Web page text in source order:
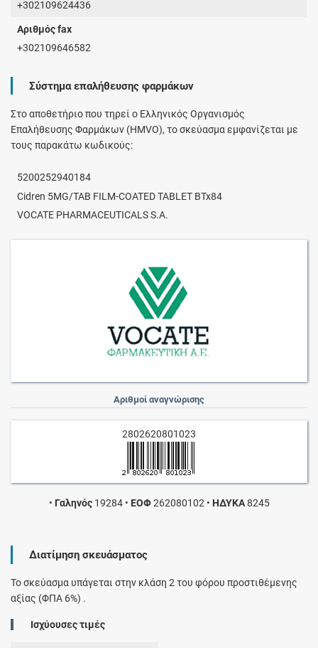
+302109624436
Αριθμός fax
+302109646582
Σύστημα επαλήθευσης φαρμάκων
Στο αποθετήριο που τηρεί ο Ελληνικός Οργανισμός
Επαλήθευσης Φαρμάκων (HMVO), το σκεύασμα εμφανίζεται με
τους παρακάτω κωδικούς:
5200252940184
Cidren 5MG/TAB FILM-COATED TABLET BTx84
VOCATE PHARMACEUTICALS S.A.
Αριθμοί αναγνώρισης
2802620801023
• Γαληνός19284 • ΕΟΦ262080102 • ΗΔΥΚΑ8245
Διατίμηση σκευάσματος
Το σκεύασμα υπάγεται στην κλάση 2 του φόρου προστιθέμενης
αξίας (ΦΠΑ 6%) .
Ισχύουσες τιμές